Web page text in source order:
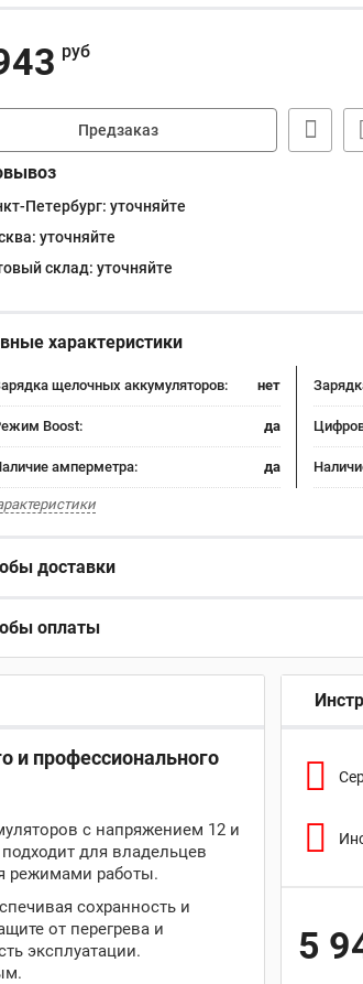
руб
Предзаказ
Петербург: уточняйте
уточняйте
склад: уточняйте
характеристики
щелочных аккумуляторов: нет
Boost: да
амперметра: да
доставки
оплаты
и профессионального
с напряжением 12 и
для владельцев
режимами работы.
сохранность и
от перегрева и
эксплуатации.
5